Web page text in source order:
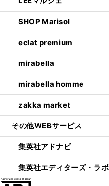
SHOP Marisol
eclat premium
mirabella
mirabella homme
zakka market
その他WEBサービス
集英社アドナビ
集英社エディターズ・ラボ